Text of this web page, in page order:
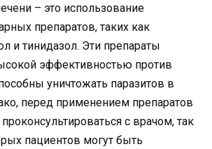
– это использование
препаратов, таких как
и тинидазол. Эти препараты
эффективностью против
уничтожать паразитов в
перед применением препаратов
с врачом, так
пациентов могут быть